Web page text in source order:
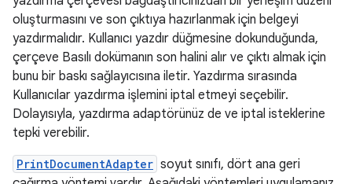
oluşturmasını ve son çıktıya hazırlanmak için belgeyi
yazdırmalıdır. Kullanıcı yazdır düğmesine dokunduğunda,
çerçeve Basılı dokümanın son halini alır ve çıktı almak için
bunu bir baskı sağlayıcısına iletir. Yazdırma sırasında
Kullanıcılar yazdırma işlemini iptal etmeyi seçebilir.
Dolayısıyla, yazdırma adaptörünüz de ve iptal isteklerine
tepki verebilir.
PrintDocumentAdapter soyut sınıfı, dört ana geri